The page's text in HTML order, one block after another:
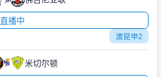
直播中
澳昆甲2
米切尔顿